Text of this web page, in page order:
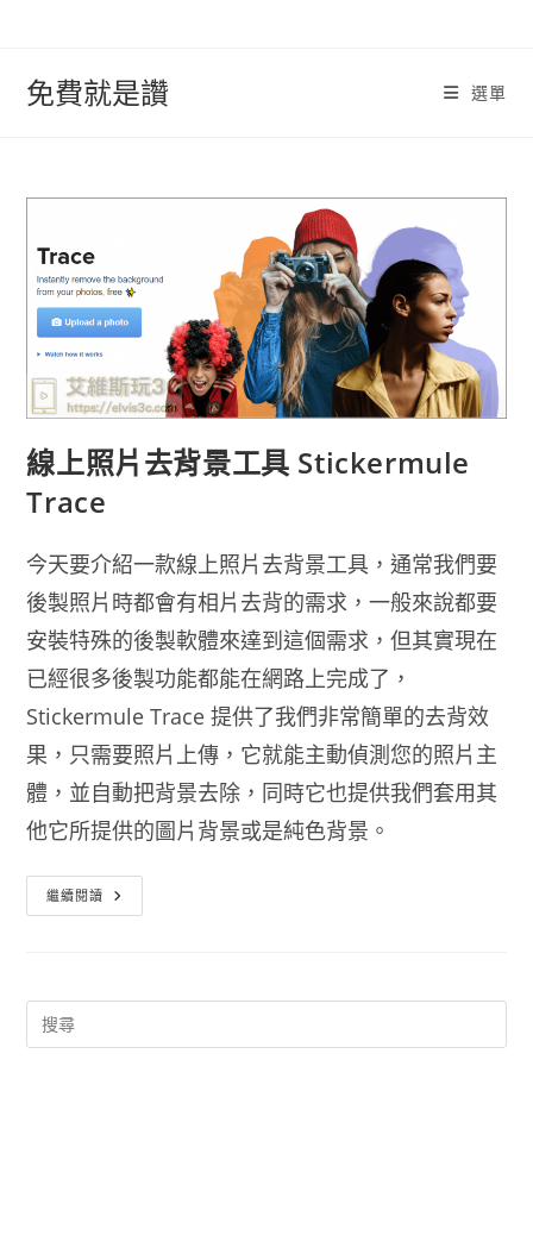
免費就是讚 選單
線上照片去背景工具 Stickermule
Trace
今天要介紹一款線上照片去背景工具，通常我們要
後製照片時都會有相片去背的需求，一般來說都要
安裝特殊的後製軟體來達到這個需求，但其實現在
已經很多後製功能都能在網路上完成了，
Stickermule Trace 提供了我們非常簡單的去背效
果，只需要照片上傳，它就能主動偵測您的照片主
體，並自動把背景去除，同時它也提供我們套用其
他它所提供的圖片背景或是純色背景。
繼續閱讀 線
上
景
Stickermule